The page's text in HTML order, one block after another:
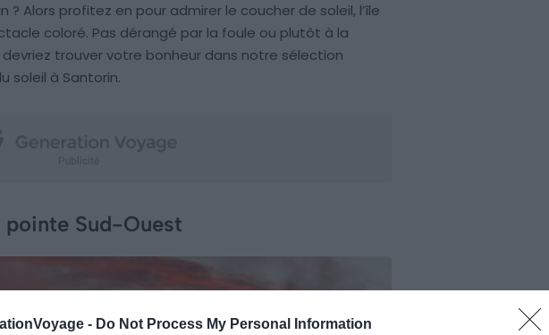
- Do Not Process My Personal Information
? Alors profitez en pour admirer le coucher de soleil, l’île
coloré. Pas dérangé par la foule ou plutôt à la
devriez trouver votre bonheur dans notre sélection
soleil à Santorin.
pointe Sud-Ouest